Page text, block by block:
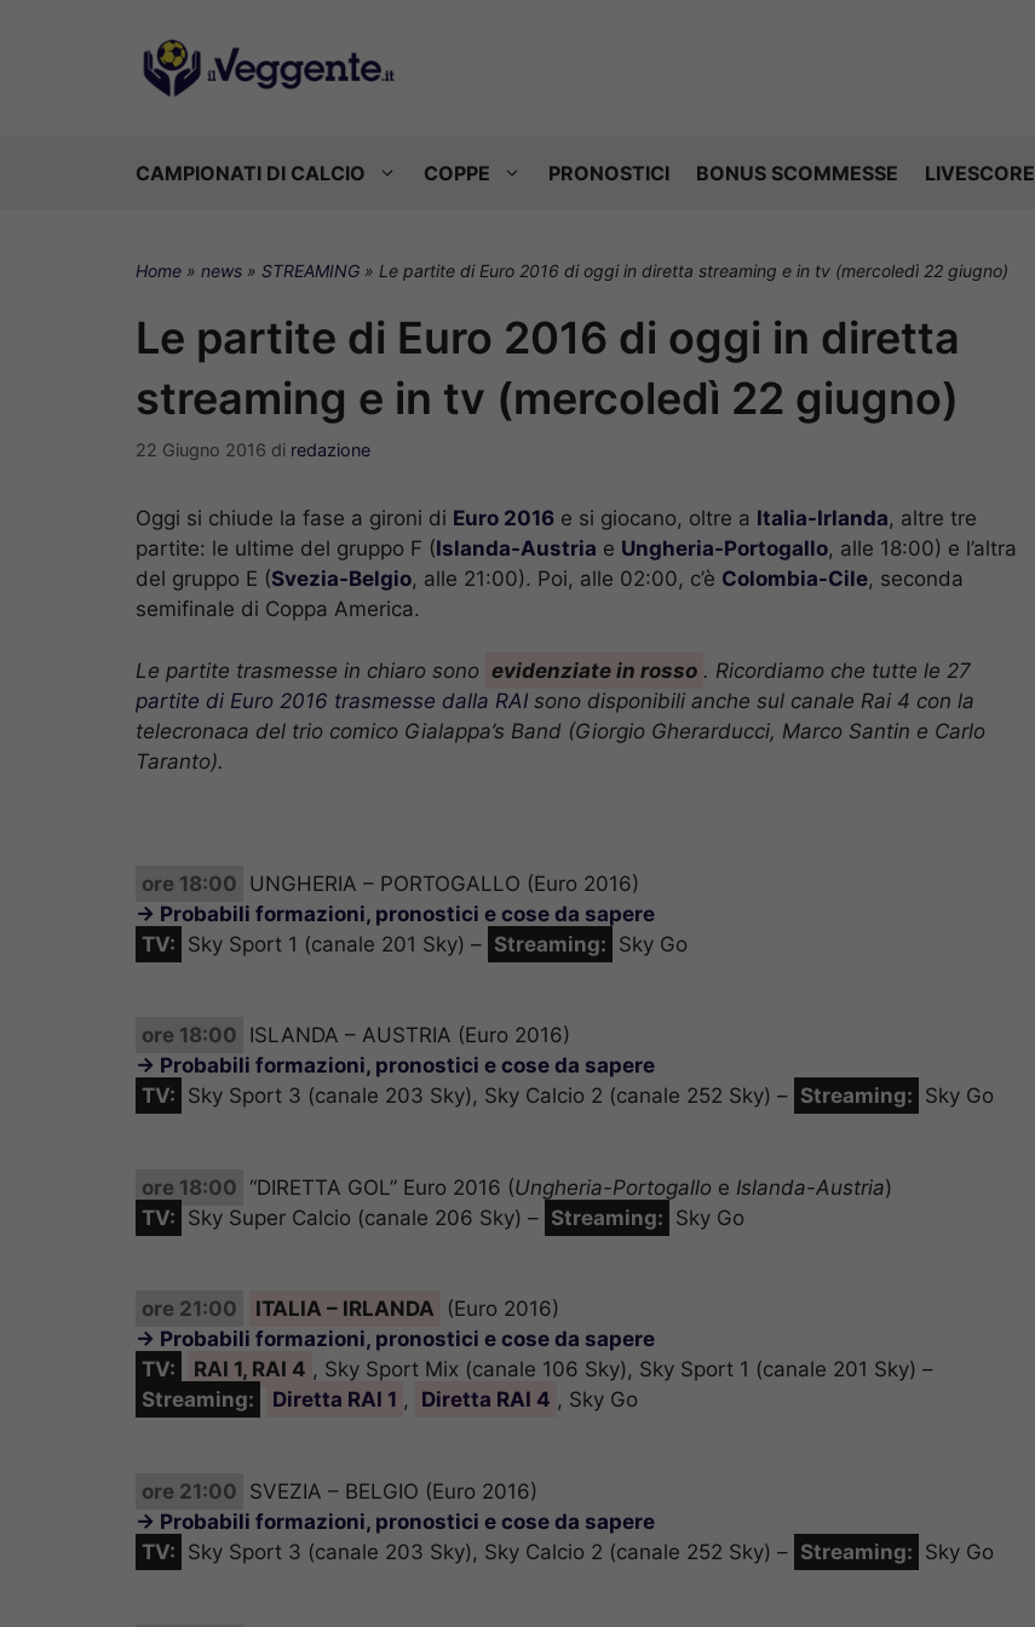
CAMPIONATI DI CALCIO COPPE PRONOSTICI BONUS SCOMMESSE LIVESCORE
Home » news » STREAMING » Le partite di Euro 2016 di oggi in diretta streaming e in tv (mercoledì 22 giugno)
Le partite di Euro 2016 di oggi in diretta
streaming e in tv (mercoledì 22 giugno)
22 Giugno 2016 di redazione
Oggi si chiude la fase a gironi di Euro 2016 e si giocano, oltre a Italia-Irlanda, altre tre
partite: le ultime del gruppo F (Islanda-Austria e Ungheria-Portogallo, alle 18:00) e l’altra
del gruppo E (Svezia-Belgio, alle 21:00). Poi, alle 02:00, c’è Colombia-Cile, seconda
semifinale di Coppa America.
Le partite trasmesse in chiaro sono evidenziate in rosso . Ricordiamo che tutte le 27
partite di Euro 2016 trasmesse dalla RAI sono disponibili anche sul canale Rai 4 con la
telecronaca del trio comico Gialappa’s Band (Giorgio Gherarducci, Marco Santin e Carlo
Taranto).
ore 18:00 UNGHERIA – PORTOGALLO (Euro 2016)
→ Probabili formazioni, pronostici e cose da sapere
TV: Sky Sport 1 (canale 201 Sky) – Streaming: Sky Go
ore 18:00 ISLANDA – AUSTRIA (Euro 2016)
→ Probabili formazioni, pronostici e cose da sapere
TV: Sky Sport 3 (canale 203 Sky), Sky Calcio 2 (canale 252 Sky) – Streaming: Sky Go
ore 18:00 “DIRETTA GOL” Euro 2016 (Ungheria-Portogallo e Islanda-Austria)
TV: Sky Super Calcio (canale 206 Sky) – Streaming: Sky Go
ore 21:00 ITALIA – IRLANDA
(Euro 2016)
→ Probabili formazioni, pronostici e cose da sapere
TV:
RAI 1, RAI 4 , Sky Sport Mix (canale 106 Sky), Sky Sport 1 (canale 201 Sky) –
Streaming:
Diretta RAI 1 , Diretta RAI 4 , Sky Go
ore 21:00 SVEZIA – BELGIO (Euro 2016)
→ Probabili formazioni, pronostici e cose da sapere
TV: Sky Sport 3 (canale 203 Sky), Sky Calcio 2 (canale 252 Sky) – Streaming: Sky Go